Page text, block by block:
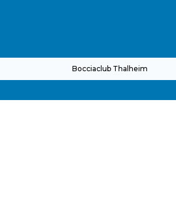
Bocciaclub Thalheim